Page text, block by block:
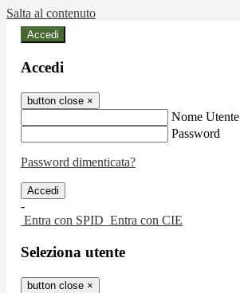
Salta al contenuto
Accedi
Accedi
button close ×
Nome Utente
Password
Password dimenticata?
-
Entra con SPID Entra con CIE
Seleziona utente
button close ×